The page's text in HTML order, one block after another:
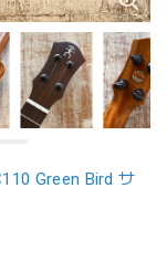
Green Bird サ